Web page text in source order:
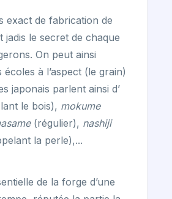
exact de fabrication de
jadis le secret de chaque
On peut ainsi
écoles à l’aspect (le grain)
japonais parlent ainsi d’
le bois), mokume
(régulier), nashiji
la perle),...
de la forge d’une